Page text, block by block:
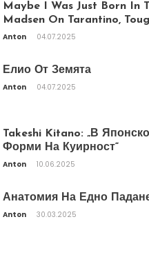
Maybe I Was Just Born In
Madsen On Tarantino,
Anton 04.07.2025
Елио От Земята
Anton 04.07.2025
Takeshi Kitano: „В
Форми На Куирност“
Anton 10.06.2025
Анатомия На Едно
Anton 30.03.2025